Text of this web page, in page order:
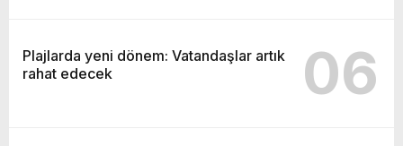
Plajlarda yeni dönem: Vatandaşlar artık
rahat edecek
06